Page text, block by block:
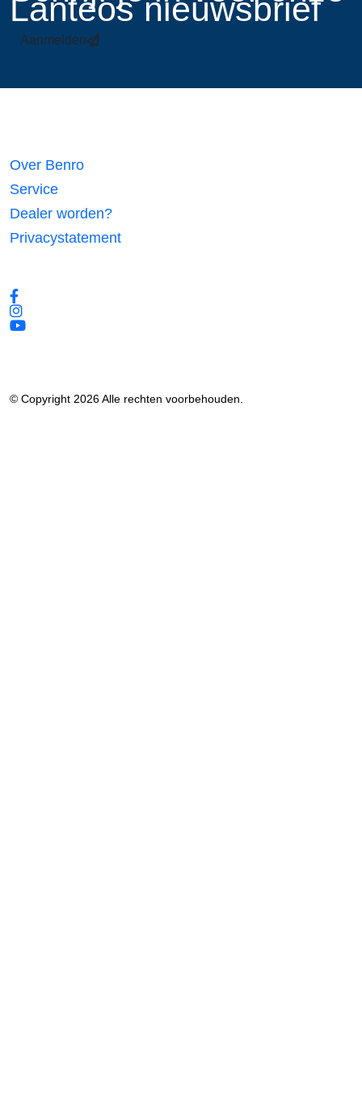
Lanteos nieuwsbrief
Aanmelden
Over Benro
Service
Dealer worden?
Privacystatement
© Copyright 2026 Alle rechten voorbehouden.